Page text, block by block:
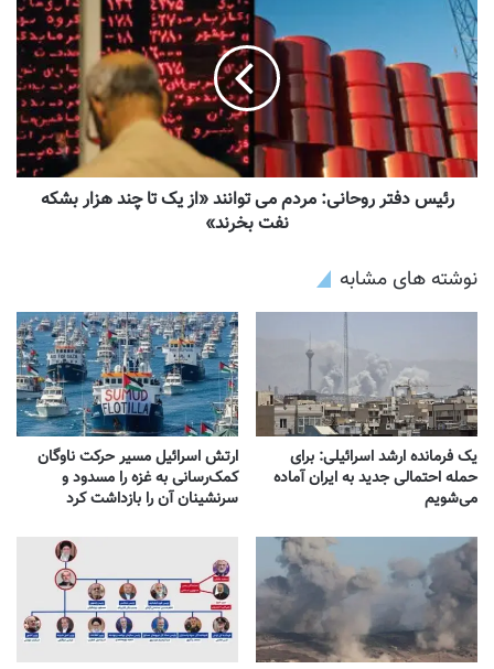
رئیس دفتر روحانی: مردم می توانند «از یک تا چند هزار بشکه
نفت بخرند»
نوشته های مشابه
یک فرمانده ارشد اسرائیلی: برای
حمله احتمالی جدید به ایران آماده
می‌شویم
ارتش اسرائیل مسیر حرکت ناوگان
کمک‌رسانی به غزه را مسدود و
سرنشینان آن را بازداشت کرد